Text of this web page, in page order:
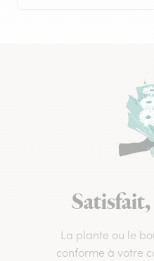
La plante ou le
conforme à votre